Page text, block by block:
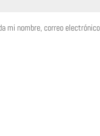
mi nombre, correo